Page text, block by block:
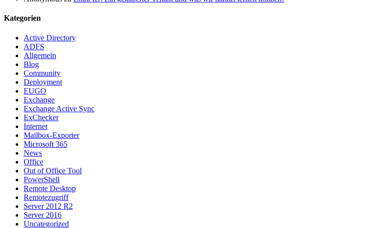
Kategorien
Active Directory
ADFS
Allgemein
Blog
Community
Deployment
EUGO
Exchange
Exchange Active Sync
ExChecker
Internet
Mailbox-Exporter
Microsoft 365
News
Office
Out of Office Tool
PowerShell
Remote Desktop
Remotezugriff
Server 2012 R2
Server 2016
Uncategorized